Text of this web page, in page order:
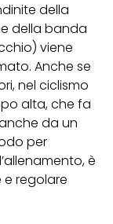
della
della banda
viene
Anche se
nel ciclismo
alta, che fa
da un
per
è
regolare